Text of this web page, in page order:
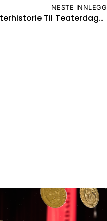
NESTE INNLEGG
Vi Ønsker Din Amatørteaterhistorie Til Teaterdagene